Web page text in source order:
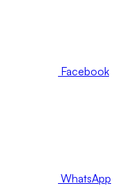
Facebook
WhatsApp